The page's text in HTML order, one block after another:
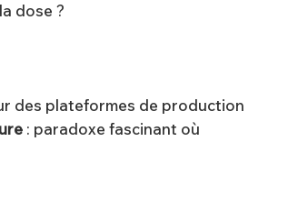
dose ?
des plateformes de production
: paradoxe fascinant où